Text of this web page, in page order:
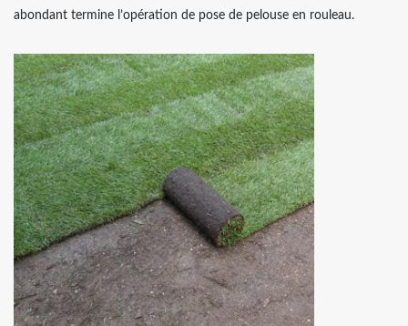
abondant termine l’opération de pose de pelouse en rouleau.